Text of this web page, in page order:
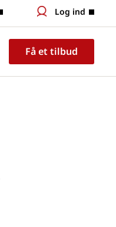
Log ind
Få et tilbud